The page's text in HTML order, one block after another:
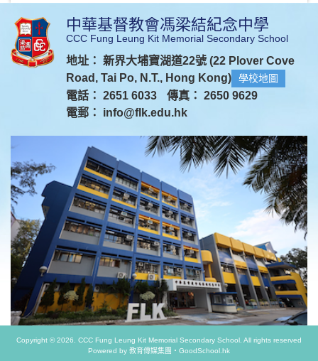
中華基督教會馮梁結紀念中學
CCC Fung Leung Kit Memorial Secondary School
地址： 新界大埔寶湖道22號 (22 Plover Cove
Road, Tai Po, N.T., Hong Kong)
學校地圖
電話： 2651 6033
傳真： 2650 9629
電郵： info@flk.edu.hk
Copyright © 2026. CCC Fung Leung Kit Memorial Secondary School. All rights reserved
Powered by 教育傳媒集團 ‧ GoodSchool.hk